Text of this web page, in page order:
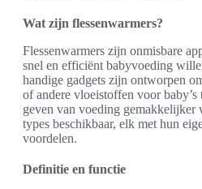
Wat zijn flessenwarmers?
Flessenwarmers zijn onmisbare
snel en efficiënt babyvoeding
handige gadgets zijn ontworpen
of andere vloeistoffen voor
geven van voeding
types beschikbaar, elk met hun
voordelen.
Definitie en functie